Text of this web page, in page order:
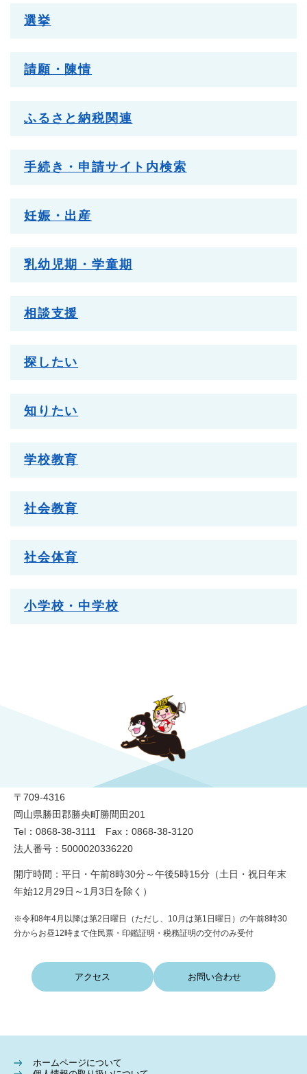
選挙
請願・陳情
ふるさと納税関連
手続き・申請サイト内検索
妊娠・出産
乳幼児期・学童期
相談支援
探したい
知りたい
学校教育
社会教育
社会体育
小学校・中学校
〒709-4316
岡山県勝田郡勝央町勝間田201
Tel：0868-38-3111 Fax：0868-38-3120
法人番号：5000020336220
開庁時間：平日・午前8時30分～午後5時15分（土日・祝日年末
年始12月29日～1月3日を除く）
※令和8年4月以降は第2日曜日（ただし、10月は第1日曜日）の午前8時30
分からお昼12時まで住民票・印鑑証明・税務証明の交付のみ受付
アクセス お問い合わせ
ホームページについて